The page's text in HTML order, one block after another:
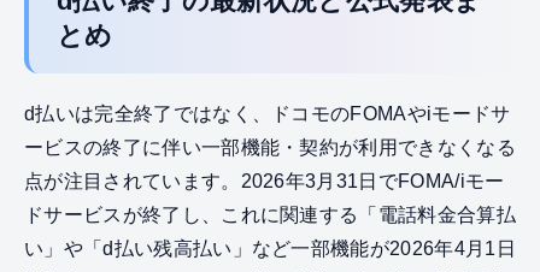
とめ
d払いは完全終了ではなく、ドコモのFOMAやiモードサ
ービスの終了に伴い一部機能・契約が利用できなくなる
点が注目されています。2026年3月31日でFOMA/iモー
ドサービスが終了し、これに関連する「電話料金合算払
い」や「d払い残高払い」など一部機能が2026年4月1日